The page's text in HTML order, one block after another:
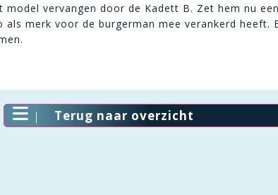
model vervangen door de Kadett B. Zet hem nu
merk voor de burgerman mee verankerd
Terug naar overzicht